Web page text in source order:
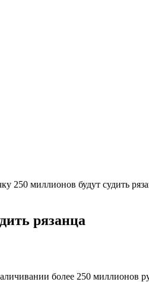
250 миллионов будут судить
рязанца
более 250 миллионов